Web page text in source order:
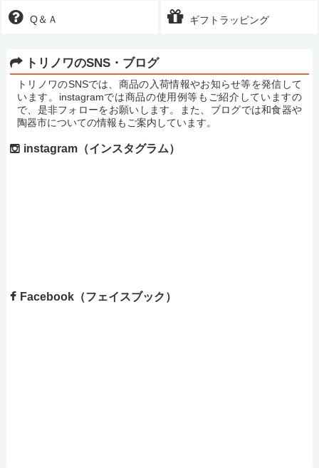
Q＆Ａ ギフトラッピング
トリノワのSNS・ブログ
トリノワのSNSでは、商品の入荷情報やお知らせ等を発信して
います。instagramでは商品の使用例等もご紹介していますの
で、是非フォローをお願いします。また、ブログでは和食器や
陶器市についての情報もご案内しています。
instagram（インスタグラム）
Facebook（フェイスブック）